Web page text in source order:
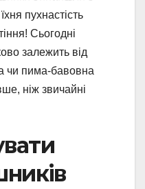
пухнастість
Сьогодні
залежить від
чи пима-бавовна
ніж звичайні